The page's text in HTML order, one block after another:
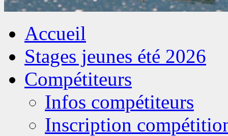
Accueil
Stages jeunes été 2026
Compétiteurs
Infos compétiteurs
Inscription